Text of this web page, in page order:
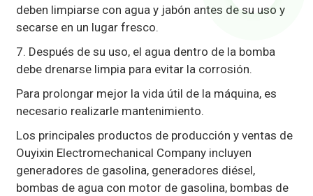
deben limpiarse con agua y jabón antes de su uso y
secarse en un lugar fresco.
7. Después de su uso, el agua dentro de la bomba
debe drenarse limpia para evitar la corrosión.
Para prolongar mejor la vida útil de la máquina, es
necesario realizarle mantenimiento.
Los principales productos de producción y ventas de
Ouyixin Electromechanical Company incluyen
generadores de gasolina, generadores diésel,
bombas de agua con motor de gasolina, bombas de